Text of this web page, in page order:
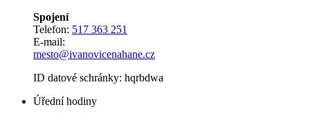
Spojení
Telefon: 517 363 251
E-mail:
mesto@ivanovicenahane.cz
ID datové schránky: hqrbdwa
Úřední hodiny